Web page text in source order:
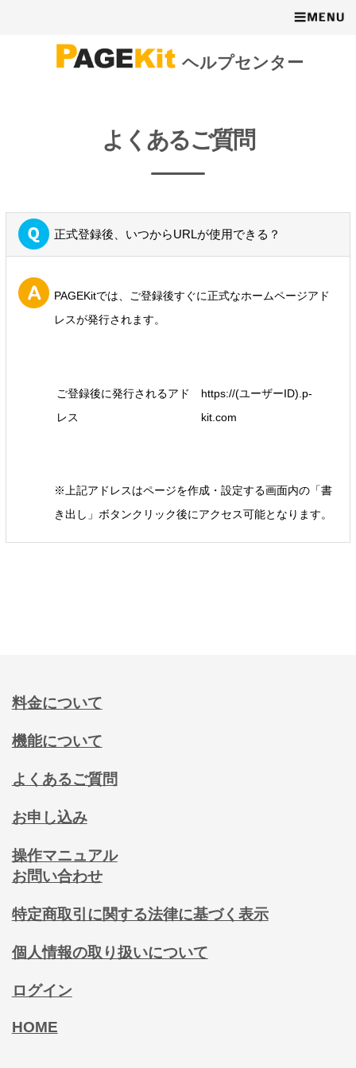
ヘルプセンター
よくあるご質問
正式登録後、いつからURLが使用できる？
PAGEKitでは、ご登録後すぐに正式なホームページアド
レスが発行されます。
ご登録後に発行されるアド
レス
https://(ユーザーID).p-
kit.com
※上記アドレスはページを作成・設定する画面内の「書
き出し」ボタンクリック後にアクセス可能となります。
料金について
機能について
よくあるご質問
お申し込み
操作マニュアル
お問い合わせ
特定商取引に関する法律に基づく表示
個人情報の取り扱いについて
ログイン
HOME